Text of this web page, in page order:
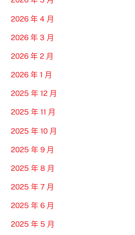
2026 年 4 月
2026 年 3 月
2026 年 2 月
2026 年 1 月
2025 年 12 月
2025 年 11 月
2025 年 10 月
2025 年 9 月
2025 年 8 月
2025 年 7 月
2025 年 6 月
2025 年 5 月